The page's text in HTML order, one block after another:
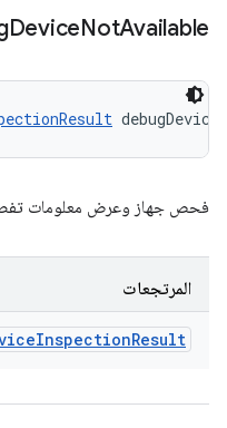
DeviceNotAvailable
فحص جهاز وعرض معلومات
المرتجعات
InspectionResult